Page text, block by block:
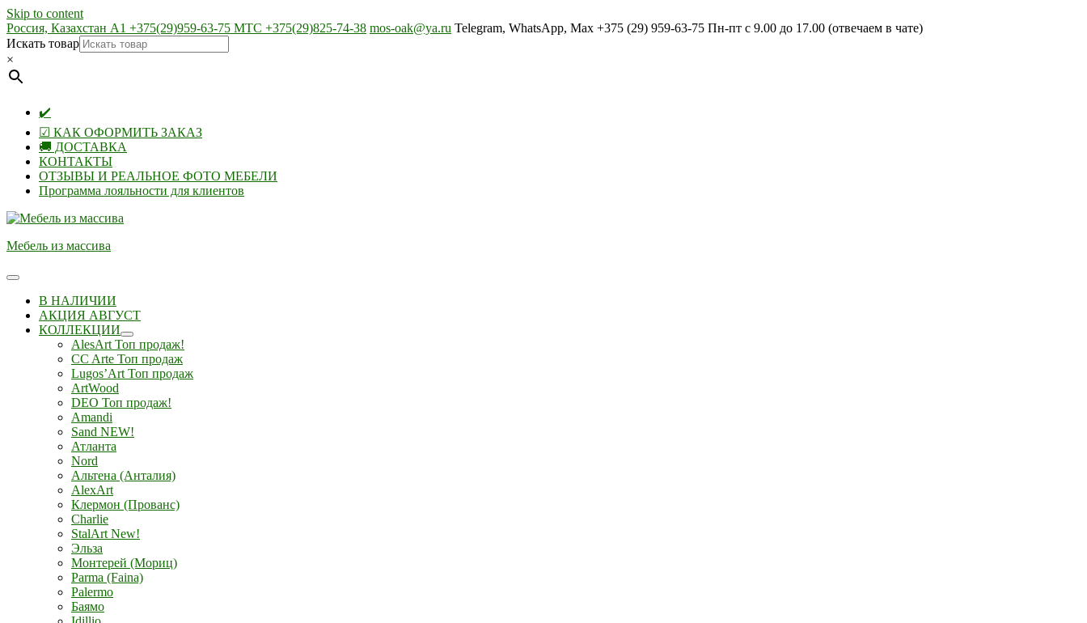
Skip to content
Россия, Казахстан А1 +375(29)959-63-75 МТС +375(29)825-74-38 mos-oak@ya.ru Telegram, WhatsApp, Max +375 (29) 959-63-75 Пн-пт с 9.00 до 17.00 (отвечаем в чате)
Искать товар
×
✔️
☑ КАК ОФОРМИТЬ ЗАКАЗ
🚚 ДОСТАВКА
КОНТАКТЫ
ОТЗЫВЫ И РЕАЛЬНОЕ ФОТО МЕБЕЛИ
Программа лояльности для клиентов
Мебель из массива
В НАЛИЧИИ
АКЦИЯ АВГУСТ
КОЛЛЕКЦИИ
AlesArt Топ продаж!
CC Arte Топ продаж
Lugos’Art Топ продаж
ArtWood
DEO Топ продаж!
Amandi
Sand NEW!
Атланта
Nord
Альтена (Анталия)
AlexArt
Клермон (Прованс)
Charlie
StalArt New!
Эльза
Монтерей (Мориц)
Parma (Faina)
Palermo
Баямо